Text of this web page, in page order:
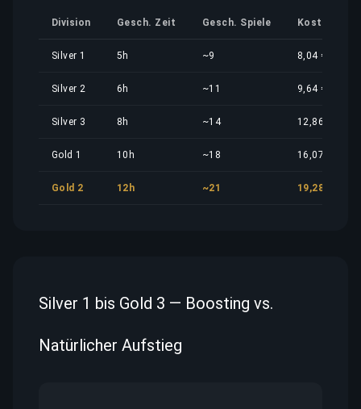
Division Gesch. Zeit Gesch. Spiele
Silver 1 5h ~9 8,04 €
Silver 2 6h ~11 9,64 €
Silver 3 8h ~14 12,86 €
Gold 1 10h ~18 16,07 €
Gold 2 12h ~21 19,28 €
Silver 1 bis Gold 3 — Boosting vs.
Natürlicher Aufstieg